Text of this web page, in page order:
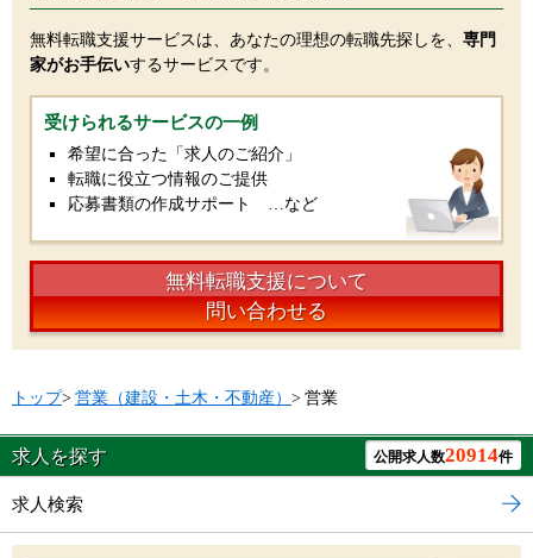
無料転職支援サービスは、あなたの理想の転職先探しを、 専門
家がお手伝いするサービスです。
受けられるサービスの一例
希望に合った「求人のご紹介」
転職に役立つ情報のご提供
応募書類の作成サポート …など
無料転職支援について
問い合わせる
トップ> 営業（建設・土木・不動産） > 営業
求人を探す 公開求人数20914件
求人検索